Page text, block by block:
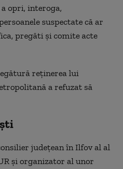
opri, interoga,
suspectate că ar
pregăti şi comite acte
reţinerea lui
a refuzat să
județean în Ilfov al al
și organizator al unor